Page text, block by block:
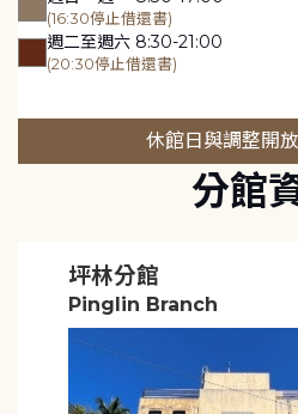
(16:30停止借還書)
週二至週六 8:30-21:00
(20:30停止借還書)
休館日與調整開
分館
坪林分館
Pinglin Branch